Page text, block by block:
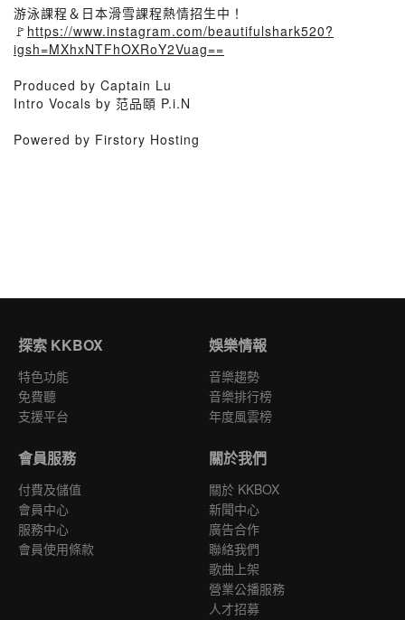
游泳課程＆日本滑雪課程熱情招生中！
🚩 https://www.instagram.com/beautifulshark520?
igsh=MXhxNTFhOXRoY2Vuag==
Produced by Captain Lu
Intro Vocals by 范品頤 P.i.N
Powered by Firstory Hosting
探索 KKBOX
特色功能
免費聽
支援平台
娛樂情報
音樂趨勢
音樂排行榜
年度風雲榜
會員服務
付費及儲值
會員中心
服務中心
會員使用條款
關於我們
關於 KKBOX
新聞中心
廣告合作
聯絡我們
歌曲上架
營業公播服務
人才招募